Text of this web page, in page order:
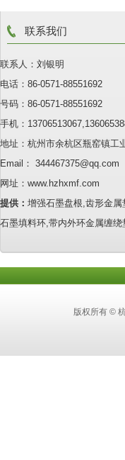
联系我们
联系人：刘银明
电话：86-0571-88551692
号码：86-0571-88551692
手机：
地址：杭州市余杭区瓶窑镇工
Email： 344467375@qq.com
网址：www.hzhxmf.com
提供： 增强石墨盘根,齿形金属
石墨填料环,带内外环金属缠绕
版权所有 ©